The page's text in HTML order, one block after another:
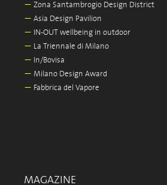
— Zona Santambrogio Design District
— Asia Design Pavilion
— IN-OUT wellbeing in outdoor
— La Triennale di Milano
— In/Bovisa
— Milano Design Award
— Fabbrica del Vapore
MAGAZINE